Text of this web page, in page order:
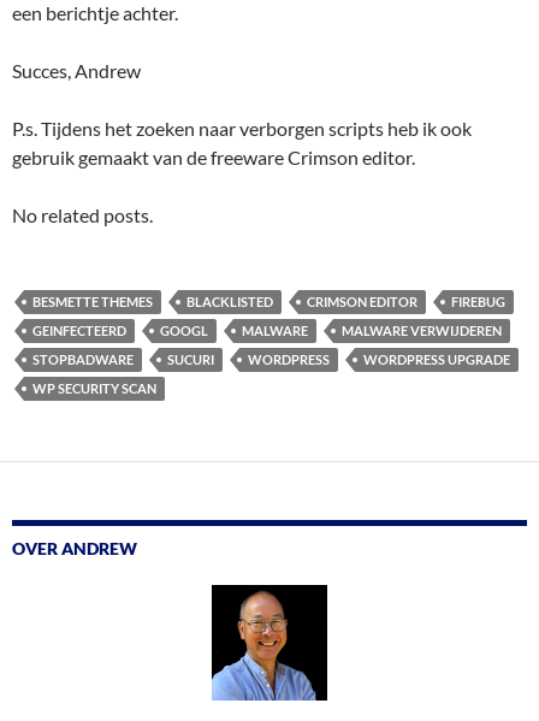
een berichtje achter.
Succes, Andrew
P.s. Tijdens het zoeken naar verborgen scripts heb ik ook
gebruik gemaakt van de freeware Crimson editor.
No related posts.
BESMETTE THEMES BLACKLISTED CRIMSON EDITOR
FIREBUG
GEINFECTEERD
GOOGL MALWARE
MALWARE VERWIJDEREN
STOPBADWARE
SUCURI WORDPRESS
WORDPRESS UPGRADE
WP SECURITY SCAN
OVER ANDREW